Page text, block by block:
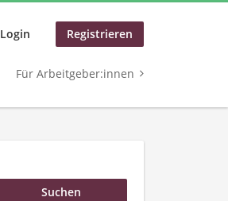
Login Registrieren
Für Arbeitgeber:innen